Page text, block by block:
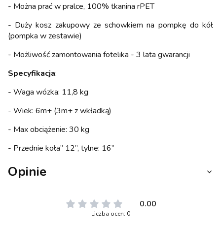
- Można prać w pralce, 100% tkanina rPET
- Duży kosz zakupowy ze schowkiem na pompkę do kół
(pompka w zestawie)
- Możliwość zamontowania fotelika - 3 lata gwarancji
Specyfikacja:
- Waga wózka: 11,8 kg
- Wiek: 6m+ (3m+ z wkładką)
- Max obciążenie: 30 kg
- Przednie koła” 12’’, tylne: 16’’
Opinie
0.00
Liczba ocen: 0